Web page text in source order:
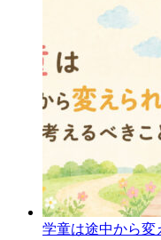
学童は途中から変